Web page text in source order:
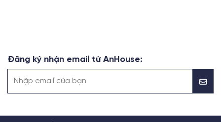
Đăng ký nhận email từ AnHouse: